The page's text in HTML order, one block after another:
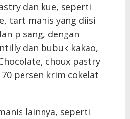
dan kue, seperti
tart manis yang diisi
pisang, dengan
dan bubuk kakao,
choux pastry
persen krim cokelat
lainnya, seperti